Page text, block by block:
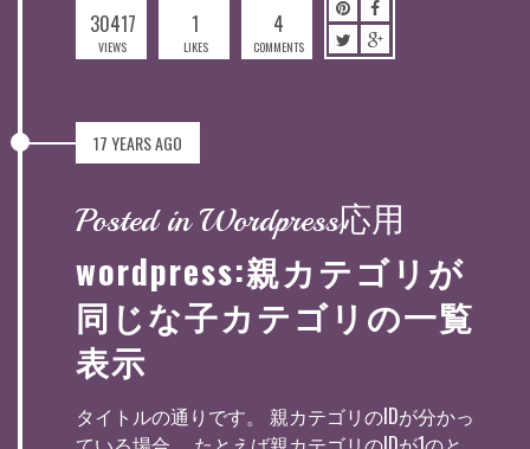
30417
VIEWS
1
LIKES
4
COMMENTS
17 YEARS AGO
Posted in Wordpress応用
wordpress:親カテゴリが
同じな子カテゴリの一覧
表示
タイトルの通りです。 親カテゴリのIDが分かっ